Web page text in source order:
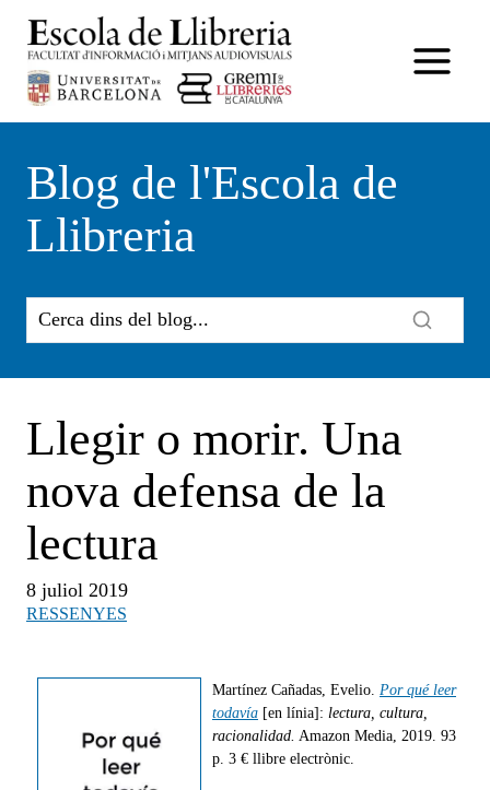
contingut
Blog de l'Escola de
Llibreria
Llegir o morir. Una
nova defensa de la
lectura
8 juliol 2019
RESSENYES
Martínez Cañadas, Evelio. Por qué leer
todavía [en línia]: lectura, cultura,
racionalidad. Amazon Media, 2019. 93
p. 3 € llibre electrònic.